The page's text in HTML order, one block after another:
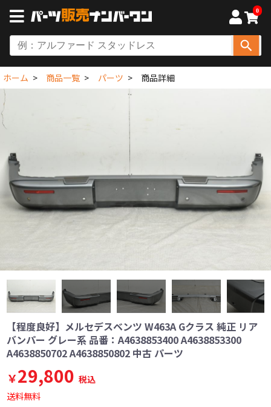
0
ホーム 商品一覧 パーツ 商品詳細
【程度良好】メルセデスベンツ W463A Gクラス 純正 リア
バンパー グレー系 品番：A4638853400 A4638853300
A4638850702 A4638850802 中古 パーツ
￥29,800 税込
送料無料